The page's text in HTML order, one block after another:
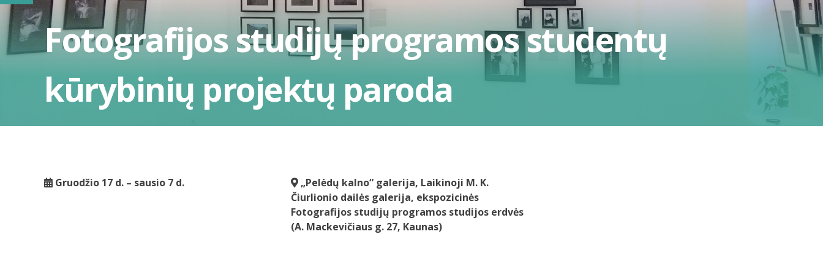
Fotografijos studijų programos studentų
kūrybinių projektų paroda
Gruodžio 17 d. – sausio 7 d.
„Pelėdų kalno“ galerija, Laikinoji M. K.
Čiurlionio dailės galerija, ekspozicinės
Fotografijos studijų programos studijos erdvės
(A. Mackevičiaus g. 27, Kaunas)